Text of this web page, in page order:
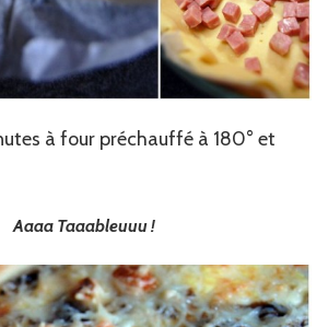
à four préchauffé à 180° et
Aaaa Taaableuuu !